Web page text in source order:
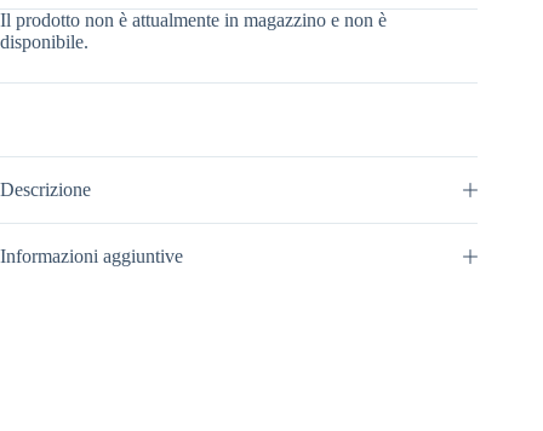
Il prodotto non è attualmente in magazzino e non è
disponibile.
Descrizione
Informazioni aggiuntive